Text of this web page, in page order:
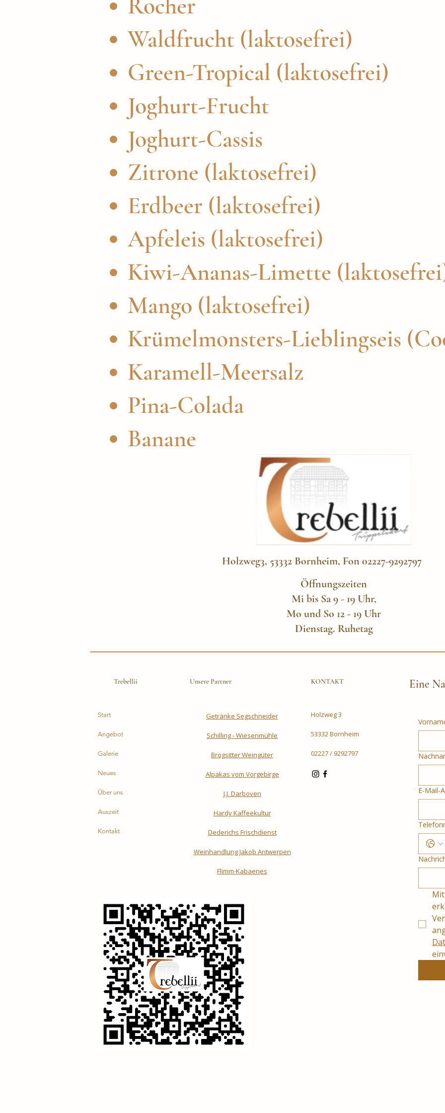
Rocher
Waldfrucht (laktosefrei)
Green-Tropical (laktosefrei)
Joghurt-Frucht
Joghurt-Cassis
Zitrone (laktosefrei)
Erdbeer (laktosefrei)
Apfeleis (laktosefrei)
Kiwi-Ananas-Limette
Mango (laktosefrei)
Krümelmonsters-Lieblingseis
Karamell-Meersalz
Pina-Colada
Banane
Holzweg3, 53332 Bornheim, Fon 02227-9292797
Öffnungszeiten
Mi bis Sa 9 - 19 Uhr,
Mo und So 12 - 19 Uhr
Dienstag. Ruhetag
Trebellii
Start
Angebot
Galerie
Neues
Über uns
Auszeit
Kontakt
Unsere Partner
Getränke Segschneider
Schilling - Wiesenmühle
Brogsitter Weingüter
Alpakas vom Vorgebirge
J.J. Darboven
Hardy Kaffeekultur
Dederichs Frischdienst
Weinhandlung Jakob Antwerpen
Flimm-Kabaenes
KONTAKT
Holzweg 3
53332 Bornheim
02227 / 9292797
Eine
E-Mail-